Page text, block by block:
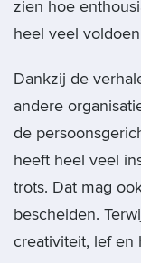
zien hoe
heel veel
Dankzij de
andere
de
heeft heel veel
trots. Dat mag
bescheiden.
creativiteit, lef en